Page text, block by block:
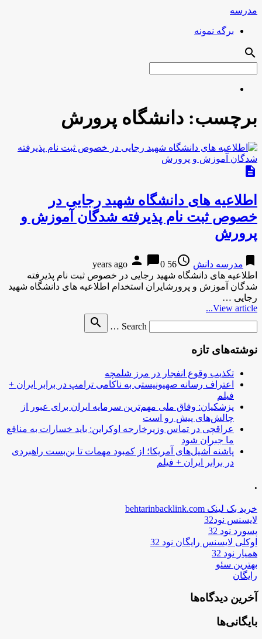
مدرسه
برگه نمونه
search
برچسب: دانشگاه پرورش
description
اطلاعیه های دانشگاه شهید رجایی در
خصوص ثبت نام پذیرفته شدگان آموزش و
پرورش
bookmark مدرسه دانش access_time
56 years ago
person chat_bubble0
اطلاعیه های دانشگاه شهید رجایی در خصوص ثبت نام پذیرفته
شدگان آموزش و پرورشایران استخدام اطلاعیه های دانشگاه شهید
رجایی …
View article...
Search …
search
نوشته‌های تازه
تکذیب وقوع انفجار در مرز شلمچه
اعتراف رسانه صهیونیستی به ناکامی ترامپ در برابر ایران +
فیلم
پزشکیان: وفاق ملی مهم‌ترین سرمایه ایران برای عبور از
چالش‌های پیش رو است
عراقچی در تماس وزیرخارجه اوکراین: باید خسارات به منافع
ما جبران شود
پاشنه آشیل‌های آمریکا؛ از کمبود مهمات تا بن‌بست راهبردی
در برابر ایران + فیلم
.
خرید بک لینک behtarinbacklink.com
لایسنس نود32
پسورد نود 32
اوکلی لایسنس رایگان نود 32
همیار نود 32
بهترین سئو
رایگان
آخرین دیدگاه‌ها
بایگانی‌ها